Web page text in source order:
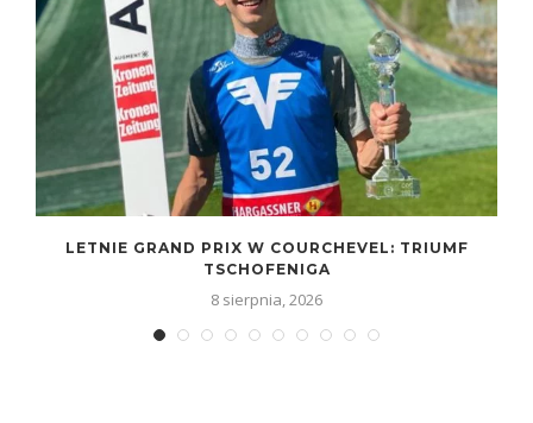
LETNIE GRAND PRIX W COURCHEVEL: TRIUMF
TSCHOFENIGA
8 sierpnia, 2026